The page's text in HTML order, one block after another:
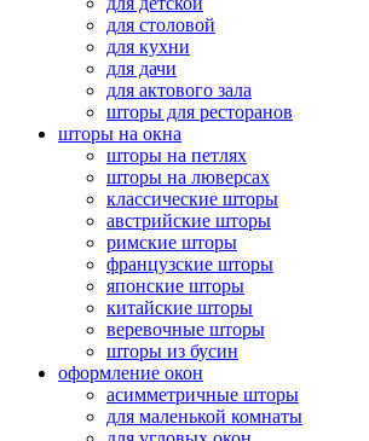
для столовой
для кухни
для дачи
для актового зала
шторы для ресторанов
шторы на окна
шторы на петлях
шторы на люверсах
классические шторы
австрийские шторы
римские шторы
французские шторы
японские шторы
китайские шторы
веревочные шторы
шторы из бусин
оформление окон
асимметричные шторы
для маленькой комнаты